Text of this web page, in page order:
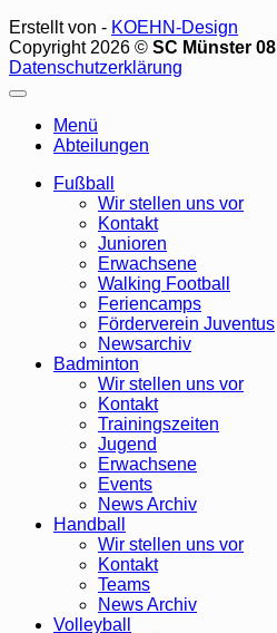
Erstellt von - KOEHN-Design
Copyright 2026 © SC Münster 08
Datenschutzerklärung
Menü
Abteilungen
Fußball
Wir stellen uns vor
Kontakt
Junioren
Erwachsene
Walking Football
Feriencamps
Förderverein Juventus
Newsarchiv
Badminton
Wir stellen uns vor
Kontakt
Trainingszeiten
Jugend
Erwachsene
Events
News Archiv
Handball
Wir stellen uns vor
Kontakt
Teams
News Archiv
Volleyball